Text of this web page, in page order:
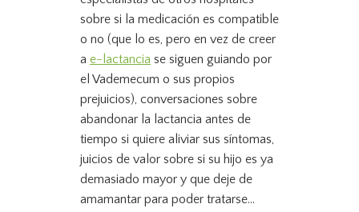
sobre si la medicación es compatible
o no (que lo es, pero en vez de creer
a e-lactancia se siguen guiando por
el Vademecum o sus propios
prejuicios), conversaciones sobre
abandonar la lactancia antes de
tiempo si quiere aliviar sus síntomas,
juicios de valor sobre si su hijo es ya
demasiado mayor y que deje de
amamantar para poder tratarse…